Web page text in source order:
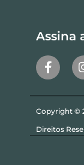
Assina
Copyright ©
Direitos